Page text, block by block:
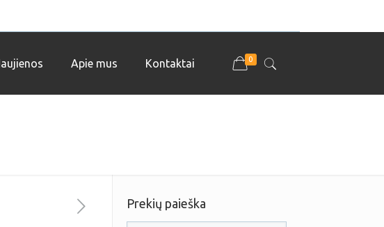
Apie mus Kontaktai 0
Prekių paieška